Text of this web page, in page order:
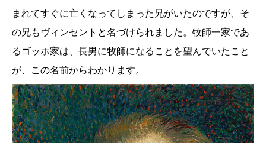
まれてすぐに亡くなってしまった兄がいたのですが、そ
の兄もヴィンセントと名づけられました。牧師一家であ
るゴッホ家は、長男に牧師になることを望んでいたこと
が、この名前からわかります。